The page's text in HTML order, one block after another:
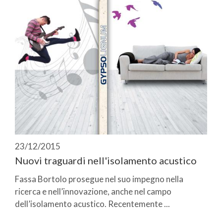
23/12/2015
Nuovi traguardi nell'isolamento acustico
Fassa Bortolo prosegue nel suo impegno nella
ricerca e nell’innovazione, anche nel campo
dell’isolamento acustico. Recentemente ...